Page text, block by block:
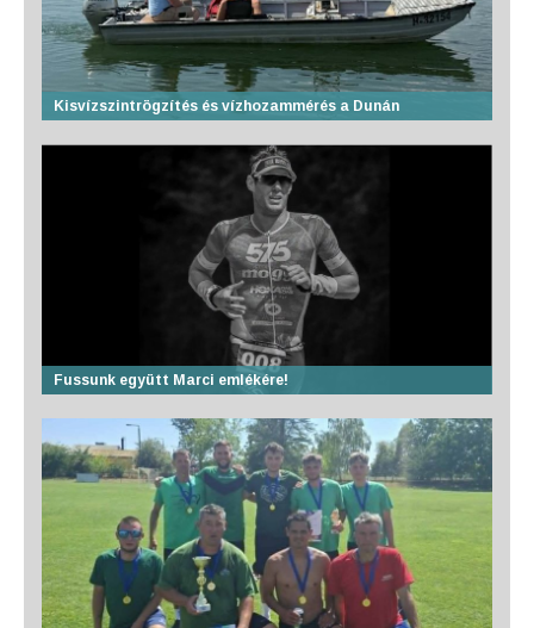
Kisvízszintrögzítés és vízhozammérés a Dunán
Fussunk együtt Marci emlékére!